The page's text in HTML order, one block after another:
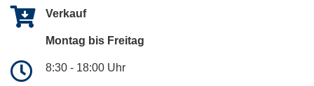
Verkauf
Montag bis Freitag
8:30 - 18:00 Uhr